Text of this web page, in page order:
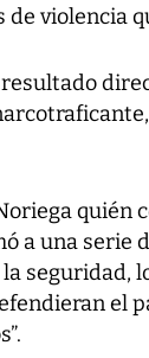
violencia
quién
a una serie
seguridad,
el